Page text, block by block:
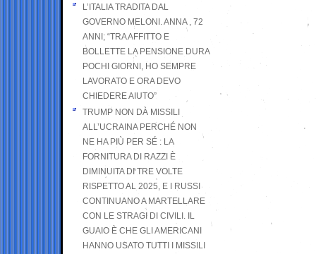
L’ITALIA TRADITA DAL
GOVERNO MELONI. ANNA , 72
ANNI; “TRA AFFITTO E
BOLLETTE LA PENSIONE DURA
POCHI GIORNI, HO SEMPRE
LAVORATO E ORA DEVO
CHIEDERE AIUTO”
TRUMP NON DÀ MISSILI
ALL’UCRAINA PERCHÉ NON
NE HA PIÙ PER SÉ : LA
FORNITURA DI RAZZI È
DIMINUITA DI TRE VOLTE
RISPETTO AL 2025, E I RUSSI
CONTINUANO A MARTELLARE
CON LE STRAGI DI CIVILI. IL
GUAIO È CHE GLI AMERICANI
HANNO USATO TUTTI I MISSILI